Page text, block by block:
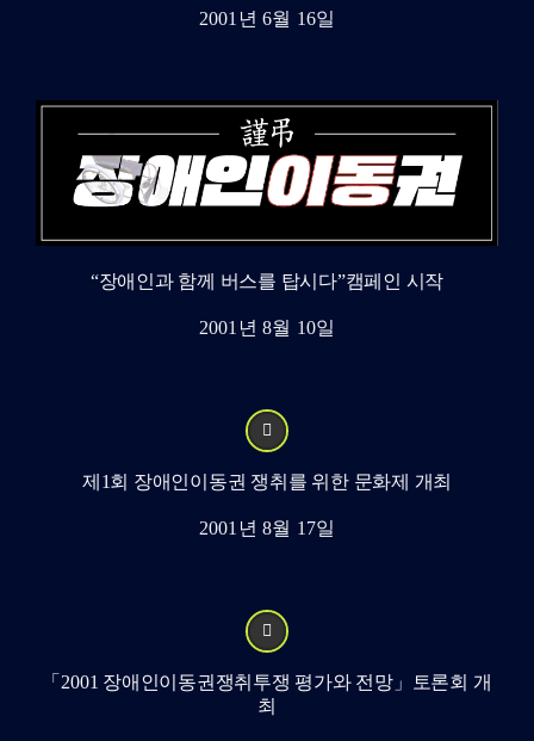
2001년 6월 16일
“장애인과 함께 버스를 탑시다”캠페인 시작
2001년 8월 10일
제1회 장애인이동권 쟁취를 위한 문화제 개최
2001년 8월 17일
「2001 장애인이동권쟁취투쟁 평가와 전망」토론회 개
최